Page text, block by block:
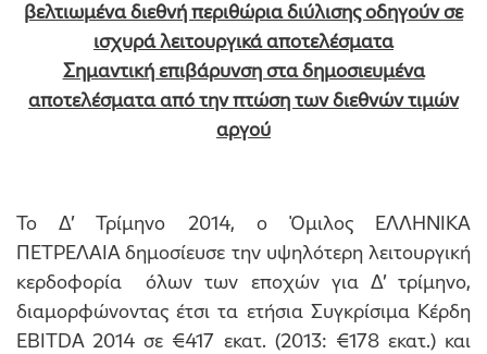
βελτιωμένα διεθνή περιθώρια διύλισης οδηγούν σε
ισχυρά λειτουργικά αποτελέσματα
Σημαντική επιβάρυνση στα δημοσιευμένα
αποτελέσματα από την πτώση των διεθνών τιμών
αργού
Το Δ’ Τρίμηνο 2014, ο Όμιλος ΕΛΛΗΝΙΚΑ
ΠΕΤΡΕΛΑΙΑ δημοσίευσε την υψηλότερη λειτουργική
κερδοφορία όλων των εποχών για Δ’ τρίμηνο,
διαμορφώνοντας έτσι τα ετήσια Συγκρίσιμα Κέρδη
EBITDA 2014 σε €417 εκατ. (2013: €178 εκατ.) και